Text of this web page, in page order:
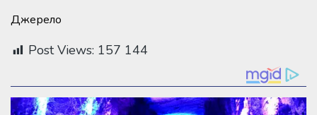
Джерело
Post Views: 157 144